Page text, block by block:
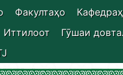
Факултаҳо
Иттилоот
Гӯшаи